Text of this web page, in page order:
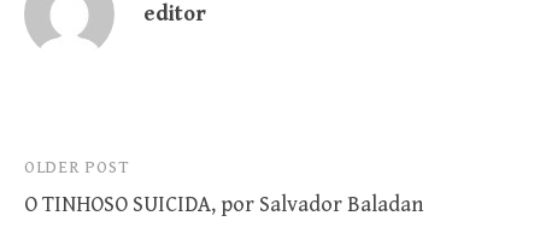
editor
Post
navigation
OLDER POST
O TINHOSO SUICIDA, por Salvador Baladan